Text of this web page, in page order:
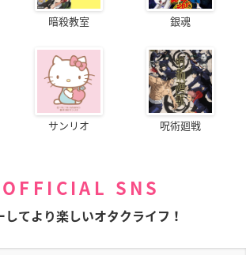
暗殺教室 銀魂
サンリオ 呪術廻戦
OFFICIAL SNS
してより楽しいオタクライフ！